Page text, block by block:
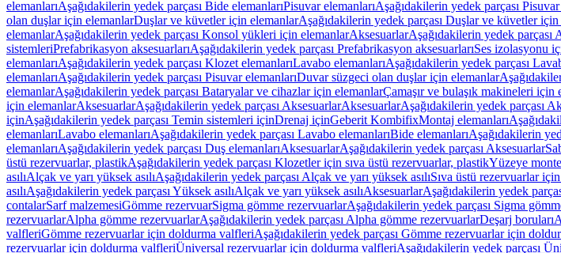
elemanlarıAşağıdakilerin yedek parçası Bide elemanlarıPisuvar elemanlarıAşağıdakilerin yedek parçası Pisuvar
olan duşlar için elemanlarDuşlar ve küvetler için elemanlarAşağıdakilerin yedek parçası Duşlar ve küvetler
elemanlarAşağıdakilerin yedek parçası Konsol yükleri için elemanlarAksesuarlarAşağıdakilerin yedek parçası
sistemleriPrefabrikasyon aksesuarlarıAşağıdakilerin yedek parçası Prefabrikasyon aksesuarlarıSes izolasyonu
elemanlarıAşağıdakilerin yedek parçası Klozet elemanlarıLavabo elemanlarıAşağıdakilerin yedek parçası
elemanlarıAşağıdakilerin yedek parçası Pisuvar elemanlarıDuvar süzgeci olan duşlar için elemanlar
elemanlarAşağıdakilerin yedek parçası Bataryalar ve cihazlar için elemanlarÇamaşır ve bulaşık makineleri için
için elemanlarAksesuarlarAşağıdakilerin yedek parçası AksesuarlarAksesuarlarAşağıdakilerin yedek parçası
içinAşağıdakilerin yedek parçası Temin sistemleri içinDrenaj içinGeberit KombifixMontaj elemanları
elemanlarıLavabo elemanlarıAşağıdakilerin yedek parçası Lavabo elemanlarıBide elemanlarıAşağıdakilerin
elemanlarıAşağıdakilerin yedek parçası Duş elemanlarıAksesuarlarAşağıdakilerin yedek parçası Aksesuarlar
üstü rezervuarlar, plastikAşağıdakilerin yedek parçası Klozetler için sıva üstü rezervuarlar, plastikYüzeye monte
asılıAlçak ve yarı yüksek asılıAşağıdakilerin yedek parçası Alçak ve yarı yüksek asılıSıva üstü rezervuarlar
asılıAşağıdakilerin yedek parçası Yüksek asılıAlçak ve yarı yüksek asılıAksesuarlarAşağıdakilerin yedek
contalarSarf malzemesiGömme rezervuarSigma gömme rezervuarlarAşağıdakilerin yedek parçası Sigma
rezervuarlarAlpha gömme rezervuarlarAşağıdakilerin yedek parçası Alpha gömme rezervuarlarDeşarj boruları
valfleriGömme rezervuarlar için doldurma valfleriAşağıdakilerin yedek parçası Gömme rezervuarlar için
rezervuarlar için doldurma valfleriÜniversal rezervuarlar için doldurma valfleriAşağıdakilerin yedek parçası